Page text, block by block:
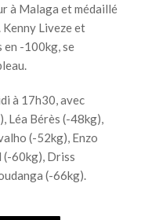
à Malaga et médaillé
Kenny Liveze et
-100kg, se
à 17h30, avec
Léa Bérès (-48kg),
(-52kg), Enzo
(-60kg), Driss
(-66kg).